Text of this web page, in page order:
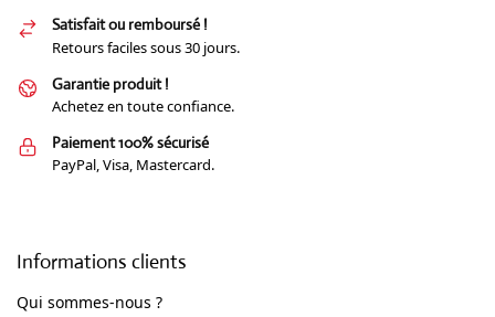
Satisfait ou remboursé !
Retours faciles sous 30 jours.
Garantie produit !
Achetez en toute confiance.
Paiement 100% sécurisé
PayPal, Visa, Mastercard.
Informations clients
Qui sommes-nous ?